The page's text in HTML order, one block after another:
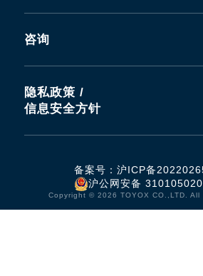
咨询
隐私政策 /
信息安全方针
备案号： 沪ICP备
沪公网安备
Copyright © 2026 TOYOX CO.,LTD. All